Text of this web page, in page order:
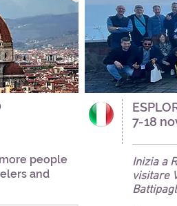
people
and
7-18
Inizia a
visitare